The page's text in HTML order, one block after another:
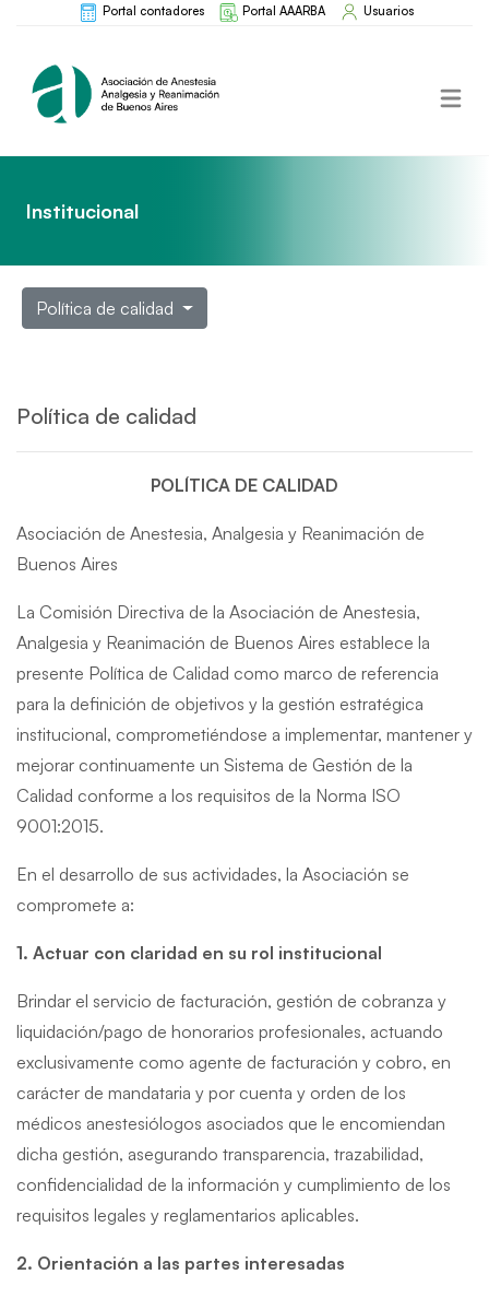
Portal contadores Portal AAARBA Usuarios
Institucional
Política de calidad
Política de calidad
POLÍTICA DE CALIDAD
Asociación de Anestesia, Analgesia y Reanimación de
Buenos Aires
La Comisión Directiva de la Asociación de Anestesia,
Analgesia y Reanimación de Buenos Aires establece la
presente Política de Calidad como marco de referencia
para la definición de objetivos y la gestión estratégica
institucional, comprometiéndose a implementar, mantener y
mejorar continuamente un Sistema de Gestión de la
Calidad conforme a los requisitos de la Norma ISO
9001:2015.
En el desarrollo de sus actividades, la Asociación se
compromete a:
1. Actuar con claridad en su rol institucional
Brindar el servicio de facturación, gestión de cobranza y
liquidación/pago de honorarios profesionales, actuando
exclusivamente como agente de facturación y cobro, en
carácter de mandataria y por cuenta y orden de los
médicos anestesiólogos asociados que le encomiendan
dicha gestión, asegurando transparencia, trazabilidad,
confidencialidad de la información y cumplimiento de los
requisitos legales y reglamentarios aplicables.
2. Orientación a las partes interesadas